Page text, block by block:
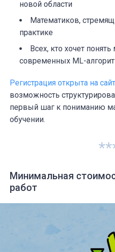
новой области
Математиков,
практике
Всех, кто хочет
современных ML-
Регистрация открыта на
возможность
первый шаг к пониманию
обучении.
Минимальная
работ